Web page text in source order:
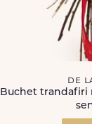
de
Buchet trandafiri